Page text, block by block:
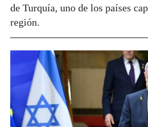
de Turquía, uno de los países
región.